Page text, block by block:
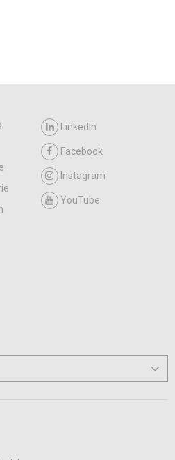
LinkedIn
Facebook
Instagram
YouTube